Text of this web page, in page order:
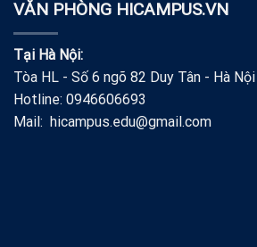
VĂN PHÒNG HICAMPUS.VN
Tại Hà Nội:
Tòa HL - Số 6 ngõ 82 Duy Tân - Hà Nội
Hotline: 0946606693
Mail: hicampus.edu@gmail.com